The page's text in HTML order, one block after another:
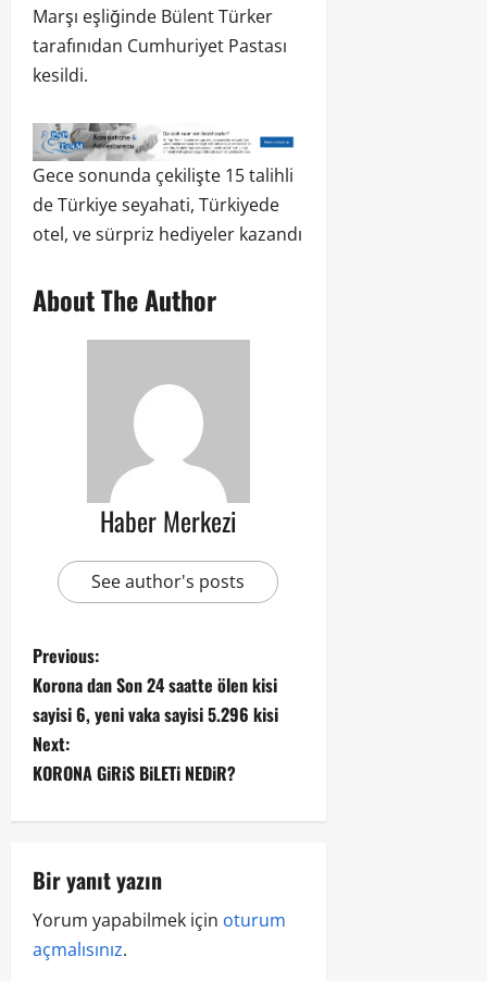
Marşı eşliğinde Bülent Türker
tarafınıdan Cumhuriyet Pastası
kesildi.
Gece sonunda çekilişte 15 talihli
de Türkiye seyahati, Türkiyede
otel, ve sürpriz hediyeler kazandı
About The Author
Haber Merkezi
See author's posts
Previous:
Korona dan Son 24 saatte ölen kisi
sayisi 6, yeni vaka sayisi 5.296 kisi
Next:
KORONA GiRiS BiLETi NEDiR?
Bir yanıt yazın
Yorum yapabilmek için oturum
açmalısınız.